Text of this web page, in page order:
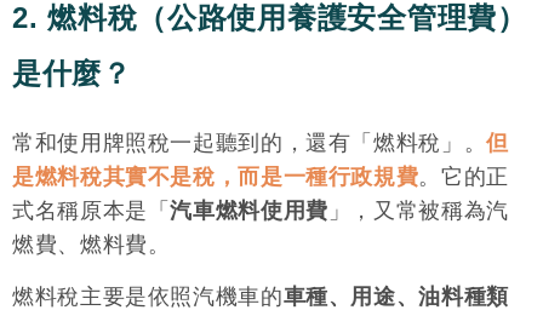
2. 燃料稅（公路使用養護安全管理費）
是什麼？
常和使用牌照稅一起聽到的，還有「燃料稅」。但
是燃料稅其實不是稅，而是一種行政規費。它的正
式名稱原本是「汽車燃料使用費 」，又常被稱為汽
燃費、燃料費。
燃料稅主要是依照汽機車的車種、用途、油料種類